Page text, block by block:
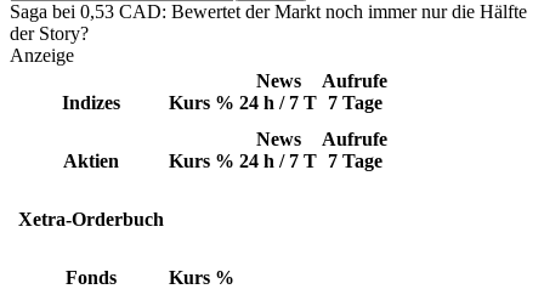
Saga bei 0,53 CAD: Bewertet der Markt noch immer nur die Hälfte
der Story?
Anzeige
Indizes Kurs %
News
24 h / 7 T
Aufrufe
7 Tage
Aktien Kurs %
News
24 h / 7 T
Aufrufe
7 Tage
Xetra-Orderbuch
Fonds Kurs %